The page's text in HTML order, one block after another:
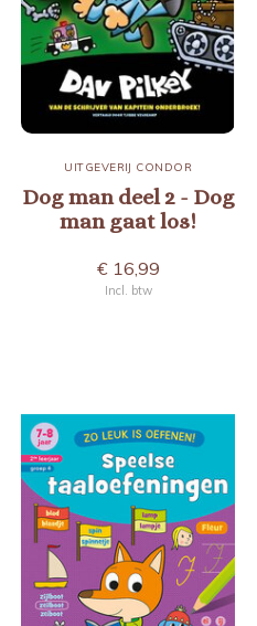
UITGEVERIJ CONDOR
Dog man deel 2 - Dog
man gaat los!
€ 16,99
Incl. btw